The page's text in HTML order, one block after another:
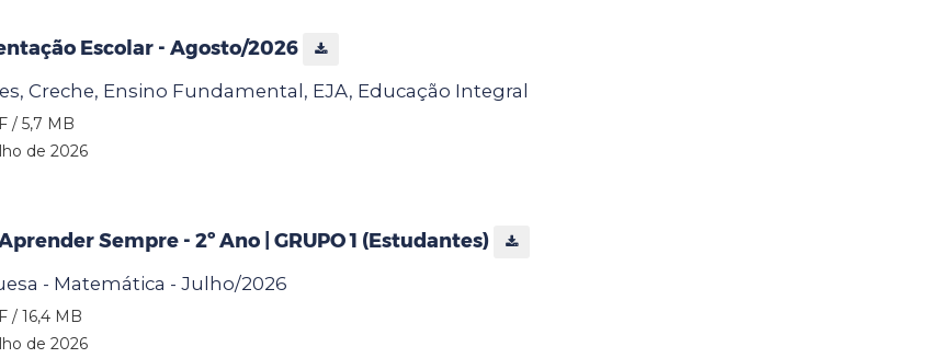
Escolar - Agosto/2026
Creche, Ensino Fundamental, EJA, Educação Integral
/ 5,7 MB
de 2026
Sempre - 2º Ano | GRUPO 1 (Estudantes)
- Matemática - Julho/2026
/ 16,4 MB
de 2026